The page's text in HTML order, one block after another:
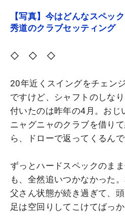
【写真】今はどんなスペ
秀道のクラブセッティング
◇ ◇ ◇
20年近くスイングをチェン
ですけど、シャフトのしな
付いたのは昨年の4月。おじ
ニャグニャのクラブを借り
ら、ドローで返ってくるんで
ずっとハードスペックのま
も、全然追いつかなかった
父さん状態が続き過ぎて、
足は空回りしてこけてばっか